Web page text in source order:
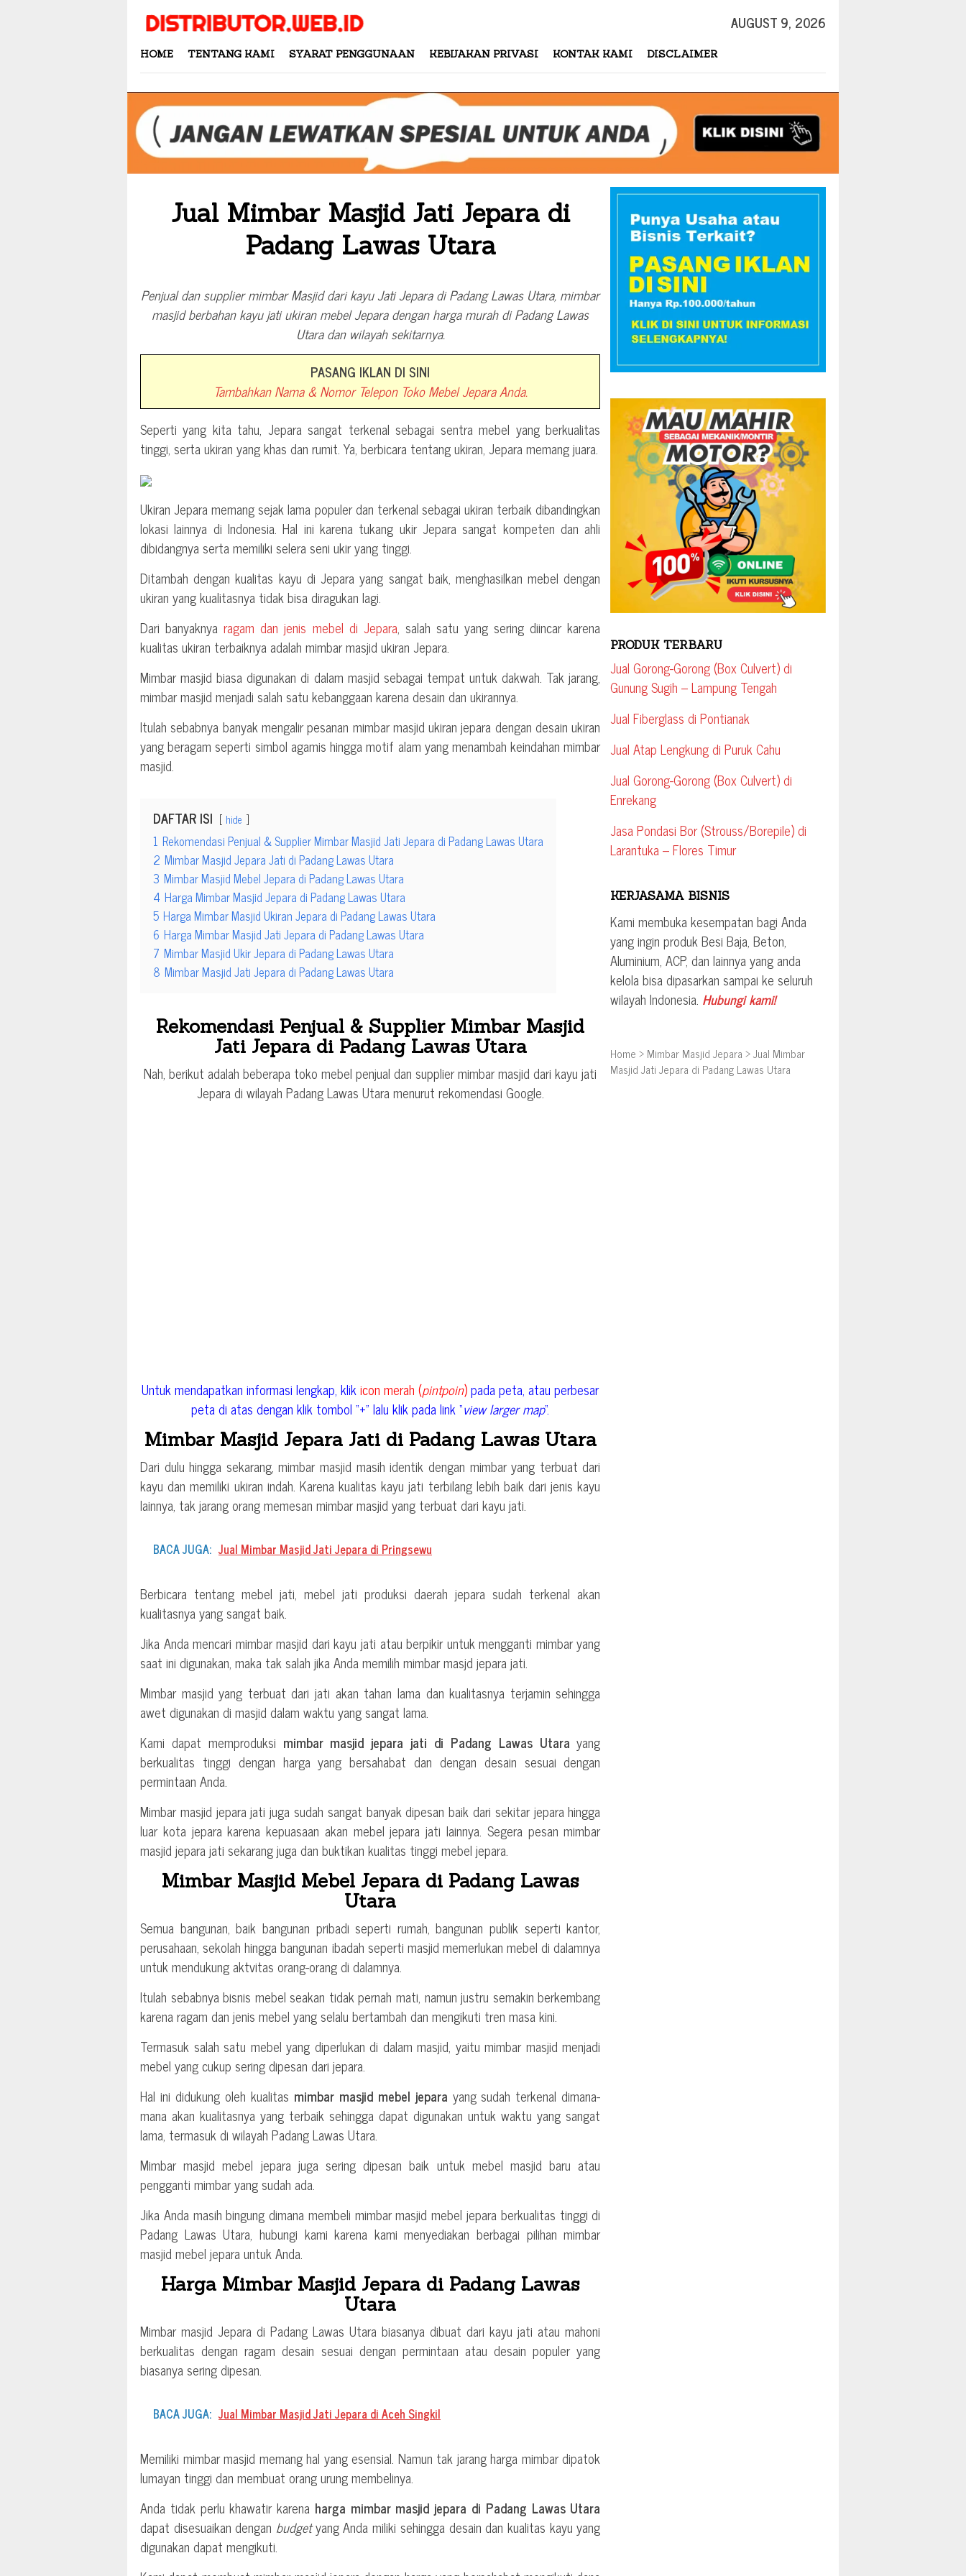
Skip
content
AUGUST 9, 2026
HOME TENTANG KAMI SYARAT PENGGUNAAN KEBIJAKAN PRIVASI KONTAK KAMI DISCLAIMER
Jual Mimbar Masjid Jati Jepara di
Padang Lawas Utara
Penjual dan supplier mimbar Masjid dari kayu Jati Jepara di Padang Lawas Utara, mimbar
masjid berbahan kayu jati ukiran mebel Jepara dengan harga murah di Padang Lawas
Utara dan wilayah sekitarnya.
PASANG IKLAN DI SINI
Tambahkan Nama & Nomor Telepon Toko Mebel Jepara Anda.
Seperti yang kita tahu, Jepara sangat terkenal sebagai sentra mebel yang berkualitas
tinggi, serta ukiran yang khas dan rumit. Ya, berbicara tentang ukiran, Jepara memang juara.
Ukiran Jepara memang sejak lama populer dan terkenal sebagai ukiran terbaik dibandingkan
lokasi lainnya di Indonesia. Hal ini karena tukang ukir Jepara sangat kompeten dan ahli
dibidangnya serta memiliki selera seni ukir yang tinggi.
Ditambah dengan kualitas kayu di Jepara yang sangat baik, menghasilkan mebel dengan
ukiran yang kualitasnya tidak bisa diragukan lagi.
Dari banyaknyaragam dan jenis mebel di Jepara, salah satu yang sering diincar karena
kualitas ukiran terbaiknya adalah mimbar masjid ukiran Jepara.
Mimbar masjid biasa digunakan di dalam masjid sebagai tempat untuk dakwah. Tak jarang,
mimbar masjid menjadi salah satu kebanggaan karena desain dan ukirannya.
Itulah sebabnya banyak mengalir pesanan mimbar masjid ukiran jepara dengan desain ukiran
yang beragam seperti simbol agamis hingga motif alam yang menambah keindahan mimbar
masjid.
DAFTAR ISI hide
1 Rekomendasi Penjual & Supplier Mimbar Masjid Jati Jepara di Padang Lawas Utara
2 Mimbar Masjid Jepara Jati di Padang Lawas Utara
3 Mimbar Masjid Mebel Jepara di Padang Lawas Utara
4 Harga Mimbar Masjid Jepara di Padang Lawas Utara
5 Harga Mimbar Masjid Ukiran Jepara di Padang Lawas Utara
6 Harga Mimbar Masjid Jati Jepara di Padang Lawas Utara
7 Mimbar Masjid Ukir Jepara di Padang Lawas Utara
8 Mimbar Masjid Jati Jepara di Padang Lawas Utara
Rekomendasi Penjual & Supplier Mimbar Masjid
Jati Jepara di Padang Lawas Utara
Nah, berikut adalah beberapa toko mebel penjual dan supplier mimbar masjid dari kayu jati
Jepara di wilayah Padang Lawas Utara menurut rekomendasi Google.
Untuk mendapatkan informasi lengkap, klikicon merah (pintpoin)pada peta, atau perbesar
peta di atas dengan klik tombol “+” lalu klik pada link “view larger map“.
Mimbar Masjid Jepara Jati di Padang Lawas Utara
Dari dulu hingga sekarang, mimbar masjid masih identik dengan mimbar yang terbuat dari
kayu dan memiliki ukiran indah. Karena kualitas kayu jati terbilang lebih baik dari jenis kayu
lainnya, tak jarang orang memesan mimbar masjid yang terbuat dari kayu jati.
BACA JUGA: Jual Mimbar Masjid Jati Jepara di Pringsewu
Berbicara tentang mebel jati, mebel jati produksi daerah jepara sudah terkenal akan
kualitasnya yang sangat baik.
Jika Anda mencari mimbar masjid dari kayu jati atau berpikir untuk mengganti mimbar yang
saat ini digunakan, maka tak salah jika Anda memilih mimbar masjd jepara jati.
Mimbar masjid yang terbuat dari jati akan tahan lama dan kualitasnya terjamin sehingga
awet digunakan di masjid dalam waktu yang sangat lama.
Kami dapat memproduksi mimbar masjid jepara jati di Padang Lawas Utara yang
berkualitas tinggi dengan harga yang bersahabat dan dengan desain sesuai dengan
permintaan Anda.
Mimbar masjid jepara jati juga sudah sangat banyak dipesan baik dari sekitar jepara hingga
luar kota jepara karena kepuasaan akan mebel jepara jati lainnya. Segera pesan mimbar
masjid jepara jati sekarang juga dan buktikan kualitas tinggi mebel jepara.
Mimbar Masjid Mebel Jepara di Padang Lawas
Utara
Semua bangunan, baik bangunan pribadi seperti rumah, bangunan publik seperti kantor,
perusahaan, sekolah hingga bangunan ibadah seperti masjid memerlukan mebel di dalamnya
untuk mendukung aktvitas orang-orang di dalamnya.
Itulah sebabnya bisnis mebel seakan tidak pernah mati, namun justru semakin berkembang
karena ragam dan jenis mebel yang selalu bertambah dan mengikuti tren masa kini.
Termasuk salah satu mebel yang diperlukan di dalam masjid, yaitu mimbar masjid menjadi
mebel yang cukup sering dipesan dari jepara.
Hal ini didukung oleh kualitas mimbar masjid mebel jepara yang sudah terkenal dimana-
mana akan kualitasnya yang terbaik sehingga dapat digunakan untuk waktu yang sangat
lama, termasuk di wilayah Padang Lawas Utara.
Mimbar masjid mebel jepara juga sering dipesan baik untuk mebel masjid baru atau
pengganti mimbar yang sudah ada.
Jika Anda masih bingung dimana membeli mimbar masjid mebel jepara berkualitas tinggi di
Padang Lawas Utara, hubungi kami karena kami menyediakan berbagai pilihan mimbar
masjid mebel jepara untuk Anda.
Harga Mimbar Masjid Jepara di Padang Lawas
Utara
Mimbar masjid Jepara di Padang Lawas Utara biasanya dibuat dari kayu jati atau mahoni
berkualitas dengan ragam desain sesuai dengan permintaan atau desain populer yang
biasanya sering dipesan.
BACA JUGA: Jual Mimbar Masjid Jati Jepara di Aceh Singkil
Memiliki mimbar masjid memang hal yang esensial. Namun tak jarang harga mimbar dipatok
lumayan tinggi dan membuat orang urung membelinya.
Anda tidak perlu khawatir karena harga mimbar masjid jepara di Padang Lawas Utara
dapat disesuaikan dengan budgetyang Anda miliki sehingga desain dan kualitas kayu yang
digunakan dapat mengikuti.
PRODUK TERBARU
Jual Gorong-Gorong (Box Culvert) di
Gunung Sugih – Lampung Tengah
Jual Fiberglass di Pontianak
Jual Atap Lengkung di Puruk Cahu
Jual Gorong-Gorong (Box Culvert) di
Enrekang
Jasa Pondasi Bor (Strouss/Borepile) di
Larantuka – Flores Timur
KERJASAMA BISNIS
Kami membuka kesempatan bagi Anda
yang ingin produk Besi Baja, Beton,
Aluminium, ACP, dan lainnya yang anda
kelola bisa dipasarkan sampai ke seluruh
wilayah Indonesia. Hubungi kami!
Home > Mimbar Masjid Jepara >Jual Mimbar
Masjid Jati Jepara di Padang Lawas Utara